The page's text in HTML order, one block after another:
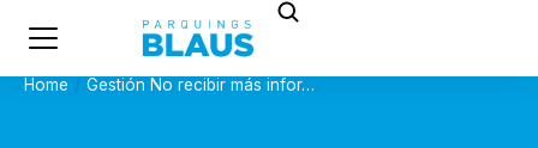
You are here:
Home Gestión No recibir más infor…